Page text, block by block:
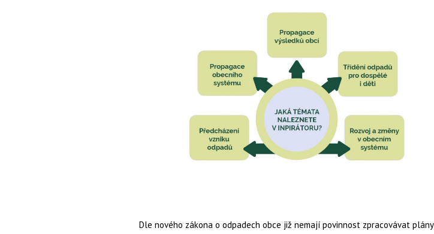
Dle nového zákona o odpadech obce již nemají povinnost zpracovávat plány